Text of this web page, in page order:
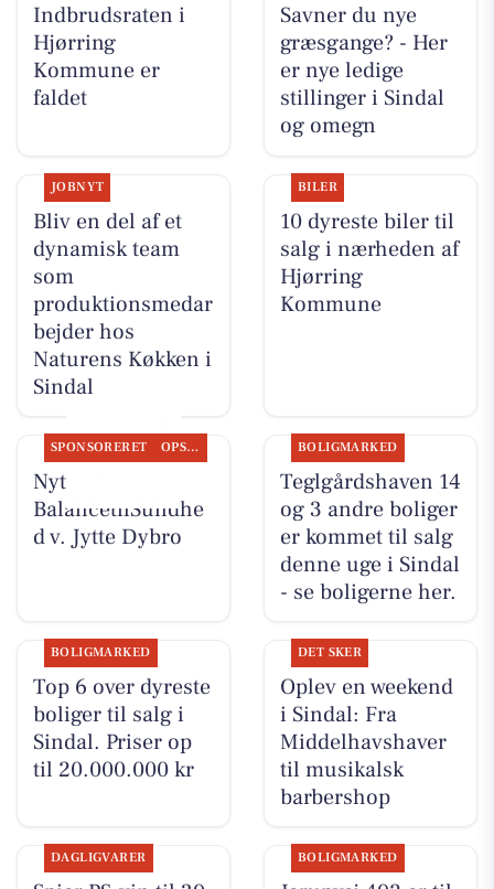
Indbrudsraten i
Hjørring
Kommune er
faldet
Savner du nye
græsgange? - Her
er nye ledige
stillinger i Sindal
og omegn
JOBNYT
Bliv en del af et
dynamisk team
som
produktionsmedar
bejder hos
Naturens Køkken i
Sindal
BILER
10 dyreste biler til
salg i nærheden af
Hjørring
Kommune
SPONSORERET OPSLAGSTAVLEN
Nyt fra
BalancetilSundhe
d v. Jytte Dybro
BOLIGMARKED
Teglgårdshaven 14
og 3 andre boliger
er kommet til salg
denne uge i Sindal
- se boligerne her.
BOLIGMARKED
Top 6 over dyreste
boliger til salg i
Sindal. Priser op
til 20.000.000 kr
DET SKER
Oplev en weekend
i Sindal: Fra
Middelhavshaver
til musikalsk
barbershop
DAGLIGVARER BOLIGMARKED